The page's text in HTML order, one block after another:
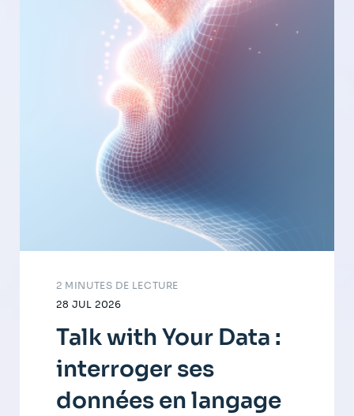
28 JUL 2026
2 MINUTES DE LECTURE
Talk with Your Data :
interroger ses
données en langage